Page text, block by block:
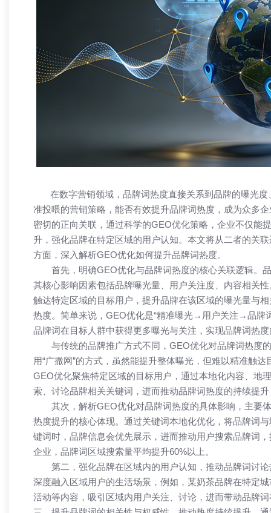
在数字营销领域，品牌词热度直接关系到品牌的曝光度
准投喂的营销策略，能否有效提升品牌词热度，成为众多
密切的正向关联，通过科学的GEO优化策略，企业不仅能
升，强化品牌在特定区域的用户认知。本文将从二者的关
方面，深入解析GEO优化如何提升品牌词热度。
首先，明确GEO优化与品牌词热度的核心关联逻辑。
其核心影响因素包括品牌曝光量、用户关注度、内容相关
触达特定区域的目标用户，提升品牌在该区域的曝光量与
热度。简单来说，GEO优化是“精准曝光→用户关注→品牌
品牌词在目标人群中获得更多曝光与关注，实现品牌词热
与传统的品牌推广方式不同，GEO优化对品牌词热度
用“广撒网”的方式，虽然能提升整体曝光，但难以精准触
GEO优化聚焦特定区域的目标用户，通过本地化内容、地
索、讨论品牌相关关键词，进而推动品牌词热度的持续提
其次，解析GEO优化对品牌词热度的具体影响，主要
热度提升的核心体现。通过关键词本地化优化，将品牌词
键词时，品牌信息会优先展示，进而推动用户搜索品牌词
企业，品牌词区域搜索量平均提升60%以上。
第二，强化品牌在区域内的用户认知，推动品牌词讨
深度融入区域用户的生活场景，例如，某奶茶品牌在特定
活动等内容，吸引区域内用户关注、讨论，进而带动品牌
网站，更是